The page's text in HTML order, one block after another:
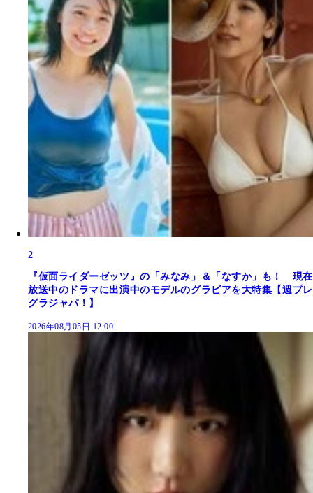
2
『仮面ライダーゼッツ』の「みなみ」＆「なすか」も！ 現在
放送中のドラマに出演中のモデルのグラビアを大特集【週プレ
グラジャパ！】
2026年08月05日 12:00